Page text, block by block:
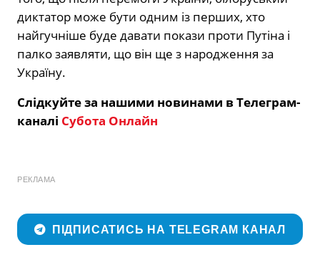
диктатор може бути одним із перших, хто
найгучніше буде давати покази проти Путіна і
палко заявляти, що він ще з народження за
Україну.
Слідкуйте за нашими новинами в Телеграм-
каналі Субота Онлайн
РЕКЛАМА
ПІДПИСАТИСЬ НА TELEGRAM КАНАЛ